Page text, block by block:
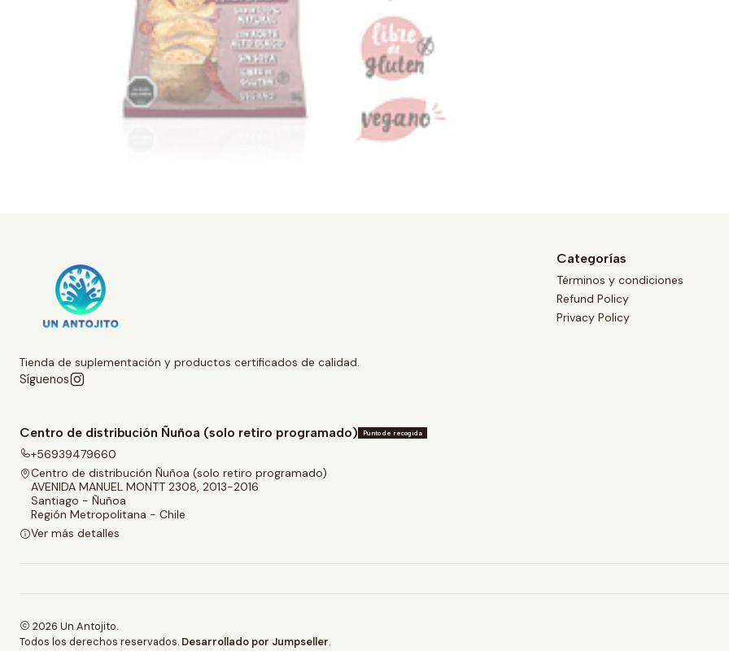
Tienda de suplementación y productos certificados de calidad.
Síguenos
Categorías
Términos y condiciones
Refund Policy
Privacy Policy
Centro de distribución Ñuñoa (solo retiro programado) Punto de recogida
+56939479660
Centro de distribución Ñuñoa (solo retiro programado)
AVENIDA MANUEL MONTT 2308, 2013-2016
Santiago - Ñuñoa
Región Metropolitana - Chile
Ver más detalles
2026 Un Antojito.
Todos los derechos reservados. Desarrollado por Jumpseller.